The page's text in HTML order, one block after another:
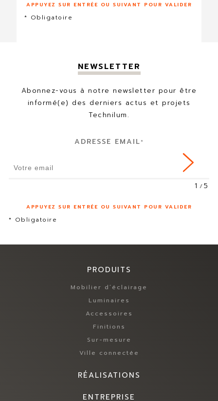
U
D
I
A
T
U
APPUYEZ SUR ENTRÉE OU SUIVANT POUR VALIDER
* Obligatoire
NEWSLETTER
Abonnez-vous à notre newsletter pour être
informé(e) des derniers actus et projets
Technilum.
ADRESSE EMAIL*
1 5
APPUYEZ SUR ENTRÉE OU SUIVANT POUR VALIDER
* Obligatoire
PRODUITS
Mobilier d’éclairage
Luminaires
Accessoires
Finitions
Sur-mesure
Ville connectée
RÉALISATIONS
ENTREPRISE